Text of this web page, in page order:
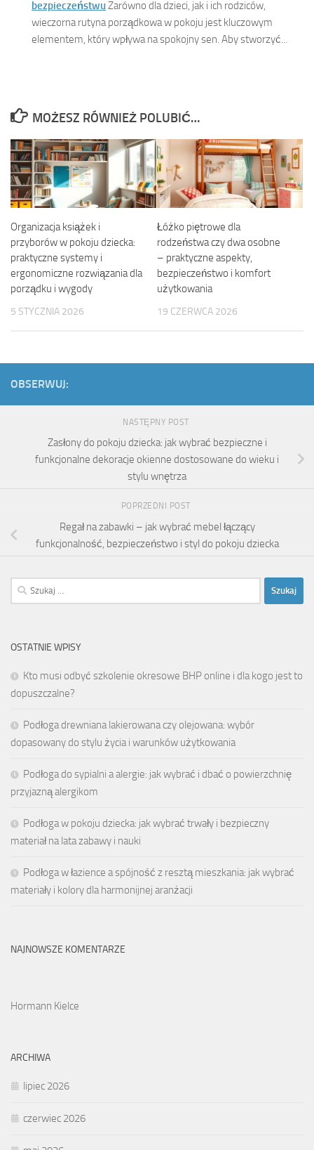
bezpieczeństwuZarówno dla dzieci, jak i ich rodziców,
wieczorna rutyna porządkowa w pokoju jest kluczowym
elementem, który wpływa na spokojny sen. Aby stworzyć...
MOŻESZ RÓWNIEŻ POLUBIĆ…
Organizacja książek i
przyborów w pokoju dziecka:
praktyczne systemy i
ergonomiczne rozwiązania dla
porządku i wygody
5 STYCZNIA 2026
Łóżko piętrowe dla
rodzeństwa czy dwa osobne
– praktyczne aspekty,
bezpieczeństwo i komfort
użytkowania
19 CZERWCA 2026
OBSERWUJ:
NASTĘPNY POST
Zasłony do pokoju dziecka: jak wybrać bezpieczne i
funkcjonalne dekoracje okienne dostosowane do wieku i
stylu wnętrza
POPRZEDNI POST
Regał na zabawki – jak wybrać mebel łączący
funkcjonalność, bezpieczeństwo i styl do pokoju dziecka
Szukaj:
OSTATNIE WPISY
Kto musi odbyć szkolenie okresowe BHP online i dla kogo jest to
dopuszczalne?
Podłoga drewniana lakierowana czy olejowana: wybór
dopasowany do stylu życia i warunków użytkowania
Podłoga do sypialni a alergie: jak wybrać i dbać o powierzchnię
przyjazną alergikom
Podłoga w pokoju dziecka: jak wybrać trwały i bezpieczny
materiał na lata zabawy i nauki
Podłoga w łazience a spójność z resztą mieszkania: jak wybrać
materiały i kolory dla harmonijnej aranżacji
NAJNOWSZE KOMENTARZE
Hormann Kielce
ARCHIWA
lipiec 2026
czerwiec 2026